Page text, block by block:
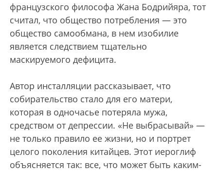
французского философа Жана Бодрийяра, тот
считал, что общество потребления — это
общество самообмана, в нем изобилие
является следствием тщательно
маскируемого дефицита.
Автор инсталляции рассказывает, что
собирательство стало для его матери,
которая в одночасье потеряла мужа,
средством от депрессии. «Не выбрасывай» —
не только правило ее жизни, но и портрет
целого поколения китайцев. Этот иероглиф
объясняется так: все, что может быть каким-